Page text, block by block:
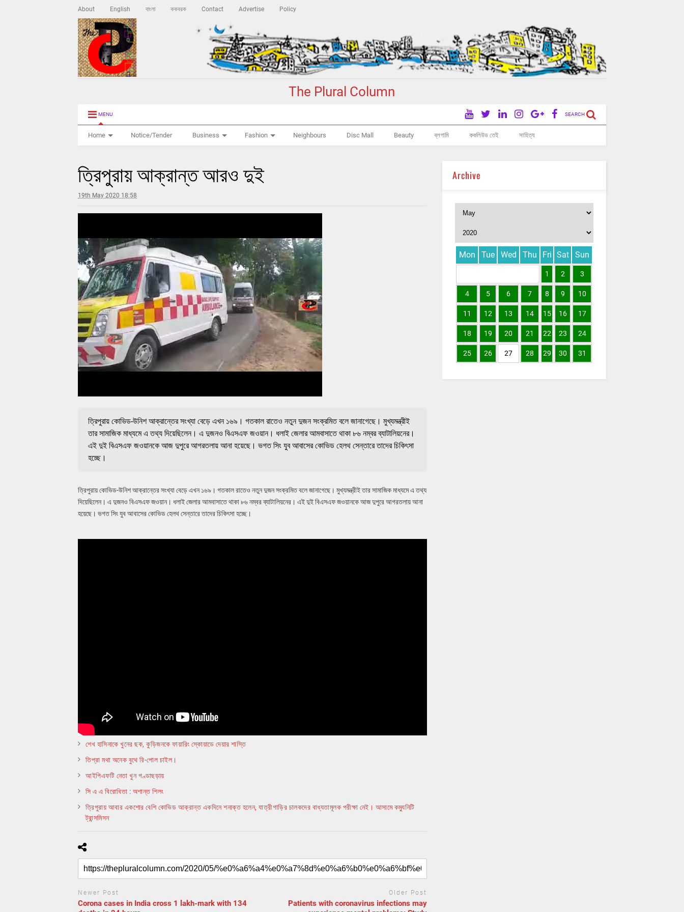
About English বাংলা ককবরক Contact Advertise Policy
The Plural Column
MENU SEARCH
Home Notice/Tender Business Fashion Neighbours Disc Mall Beauty ব্লগামি ককলিউড তেই সাহিত্য
ত্রিপুরায় আক্রান্ত আরও দুই
19th May 2020 18:58
ত্রিপুরায় কোভিড-উনিশ আক্রান্তের সংখ্যা বেড়ে এখন ১৬৯। গতকাল রাতেও নতুন দুজন সংক্রমিত বলে জানাগেছে। মুখ্যমন্ত্রীই
তার সামাজিক মাধ্যমে এ তথ্য দিয়েছিলেন। এ দুজনও বিএসএফ জওয়ান। ধলাই জেলার আমবাসাতে থাকা ৮৬ নম্বর ব্যাটালিয়নের।
এই দুই বিএসএফ জওয়ানকে আজ দুপুরে আগরতলায় আনা হয়েছে। ভগত সিং যুব আবাসের কোভিড হেলথ সেন্তারে তাদের চিকিৎসা
হচ্ছে।
ত্রিপুরায় কোভিড-উনিশ আক্রান্তের সংখ্যা বেড়ে এখন ১৬৯। গতকাল রাতেও নতুন দুজন সংক্রমিত বলে জানাগেছে। মুখ্যমন্ত্রীই তার সামাজিক মাধ্যমে এ তথ্য
দিয়েছিলেন। এ দুজনও বিএসএফ জওয়ান। ধলাই জেলার আমবাসাতে থাকা ৮৬ নম্বর ব্যাটালিয়নের। এই দুই বিএসএফ জওয়ানকে আজ দুপুরে আগরতলায় আনা
হয়েছে। ভগত সিং যুব আবাসের কোভিড হেলথ সেন্তারে তাদের চিকিৎসা হচ্ছে।
শেখ হাসিনাকে খুনের ছক, কুড়িজনকে ফায়ারিং স্কোয়াডে দেয়ার শাস্তি
তিপ্রা মথা অনেক বুথে রি-পোল চাইল।
আইপিএফটি নেতা খুন গণ্ডাছড়ায়
সি এ এ বিরোধিতা : অশান্ত শিলং
ত্রিপুরায় আবার একশোর বেশি কোভিড আক্রান্ত একদিনে শনাক্ত হলেন, যাত্রীগাড়ির চালকদের বাধ্যতামূলক পরীক্ষা নেই। আসামে কম্যুনিটি
ট্রান্সমিসন
Newer Post
Corona cases in India cross 1 lakh-mark with 134
Older Post
Patients with coronavirus infections may
Archive
Mon Tue Wed Thu Fri Sat Sun
1 2 3
4 5 6 7 8 9 10
11 12 13 14 15 16 17
18 19 20 21 22 23 24
25 26 27 28 29 30 31